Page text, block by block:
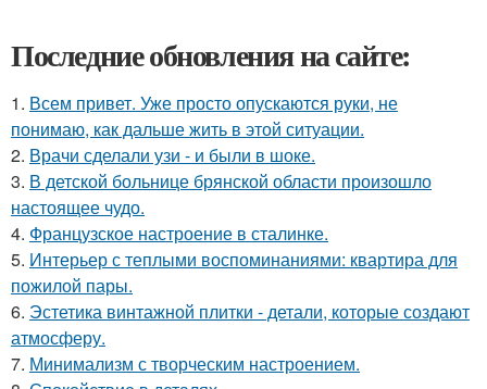
Последние обновления на сайте:
1. Всем привет. Уже просто опускаются руки, не
понимаю, как дальше жить в этой ситуации.
2. Врачи сделали узи - и были в шоке.
3. В детской больнице брянской области произошло
настоящее чудо.
4. Французское настроение в сталинке.
5. Интерьер с теплыми воспоминаниями: квартира для
пожилой пары.
6. Эстетика винтажной плитки - детали, которые создают
атмосферу.
7. Минимализм с творческим настроением.